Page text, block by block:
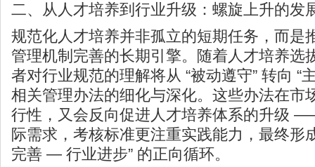
二、从人才培养到行业升级：螺旋上升的发
规范化人才培养并非孤立的短期任务，而是
管理机制完善的长期引擎。随着人才培养选
者对行业规范的理解将从 “被动遵守” 转向 “
相关管理办法的细化与深化。这些办法在市
行性，又会反向促进人才培养体系的升级
际需求，考核标准更注重实践能力，最终形
完善 — 行业进步” 的正向循环。